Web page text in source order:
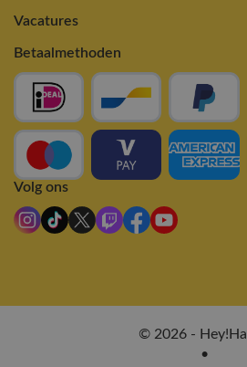
Vacatures
Betaalmethoden
Volg ons
© 2026 -
•